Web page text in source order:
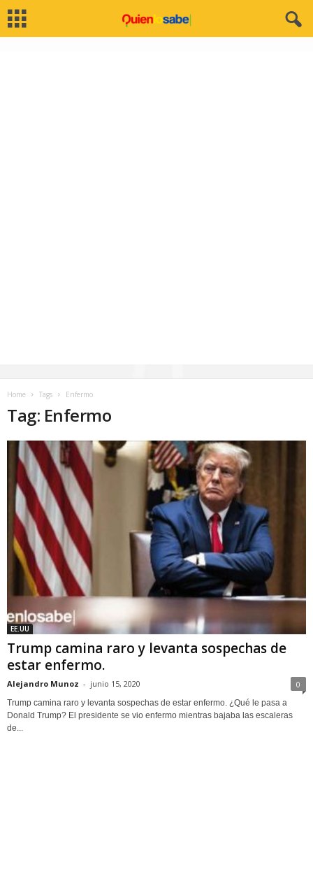
Home Tags Enfermo
Tag: Enfermo
EE.UU
Trump camina raro y levanta sospechas de
estar enfermo.
Alejandro Munoz - junio 15, 2020 0
Trump camina raro y levanta sospechas de estar enfermo. ¿Qué le pasa a
Donald Trump? El presidente se vio enfermo mientras bajaba las escaleras
de...